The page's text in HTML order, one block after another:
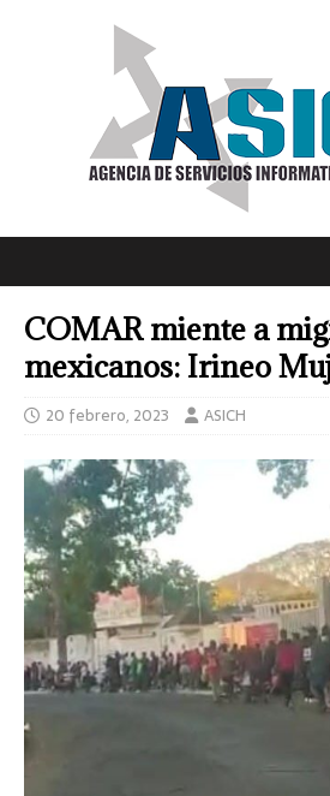
COMAR miente a
mexicanos: Irineo
20 febrero, 2023 ASICH